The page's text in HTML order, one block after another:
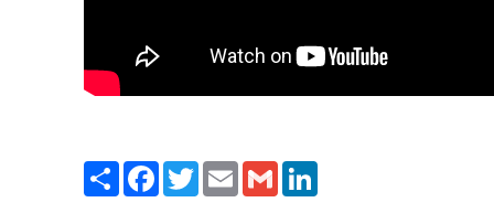
PaylaşFacebook
TwitterEmailGmail